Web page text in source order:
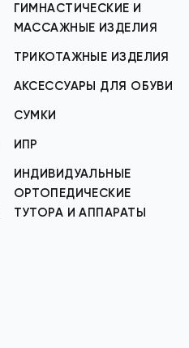
ГИМНАСТИЧЕСКИЕ И
МАССАЖНЫЕ ИЗДЕЛИЯ
ТРИКОТАЖНЫЕ ИЗДЕЛИЯ
АКСЕССУАРЫ ДЛЯ ОБУВИ
СУМКИ
ИПР
ИНДИВИДУАЛЬНЫЕ
ОРТОПЕДИЧЕСКИЕ
ТУТОРА И АППАРАТЫ